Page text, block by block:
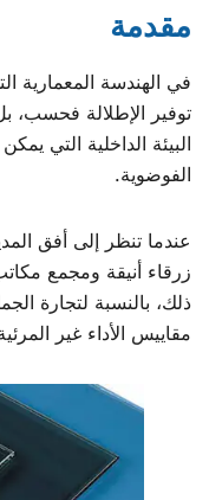
مقدمة
في الهندسة المعمارية
توفير الإطلالة فحسب،
البيئة الداخلية التي
الفوضوية.
عندما تنظر إلى أفق
زرقاء أنيقة ومجمع
ذلك، بالنسبة لتجارة
مقاييس الأداء غير